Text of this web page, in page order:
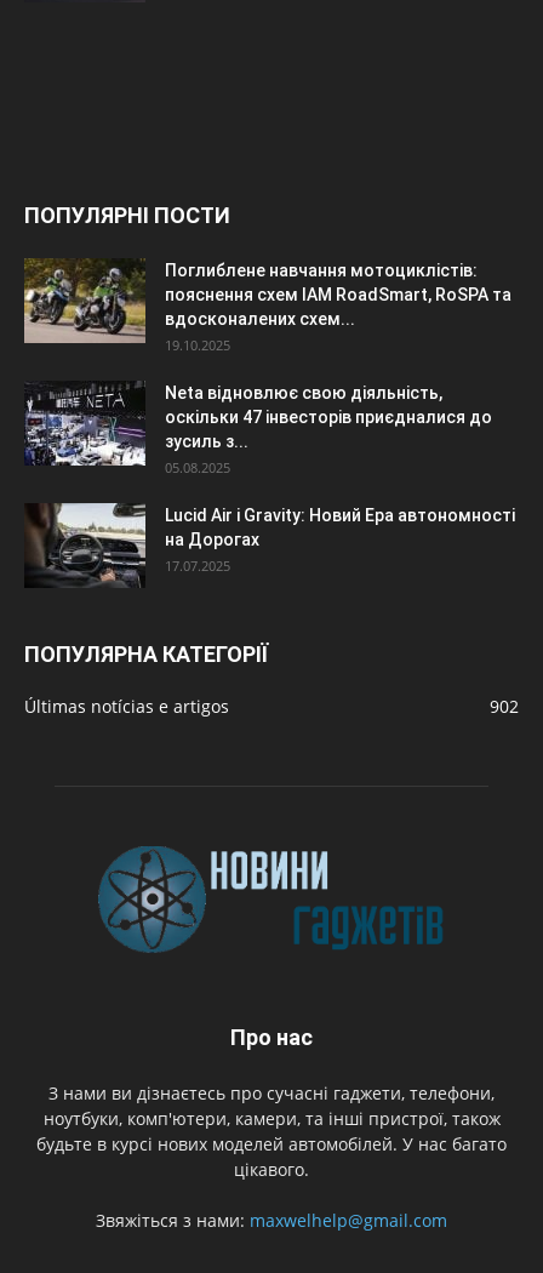
ПОПУЛЯРНІ ПОСТИ
Поглиблене навчання мотоциклістів:
пояснення схем IAM RoadSmart, RoSPA та
вдосконалених схем...
19.10.2025
Neta відновлює свою діяльність,
оскільки 47 інвесторів приєдналися до
зусиль з...
05.08.2025
Lucid Air і Gravity: Новий Ера автономності
на Дорогах
17.07.2025
ПОПУЛЯРНА КАТЕГОРІЇ
Últimas notícias e artigos 902
Про нас
З нами ви дізнаєтесь про сучасні гаджети, телефони,
ноутбуки, комп'ютери, камери, та інші пристрої, також
будьте в курсі нових моделей автомобілей. У нас багато
цікавого.
Звяжіться з нами: maxwelhelp@gmail.com